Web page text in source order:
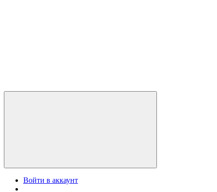
Войти в аккаунт